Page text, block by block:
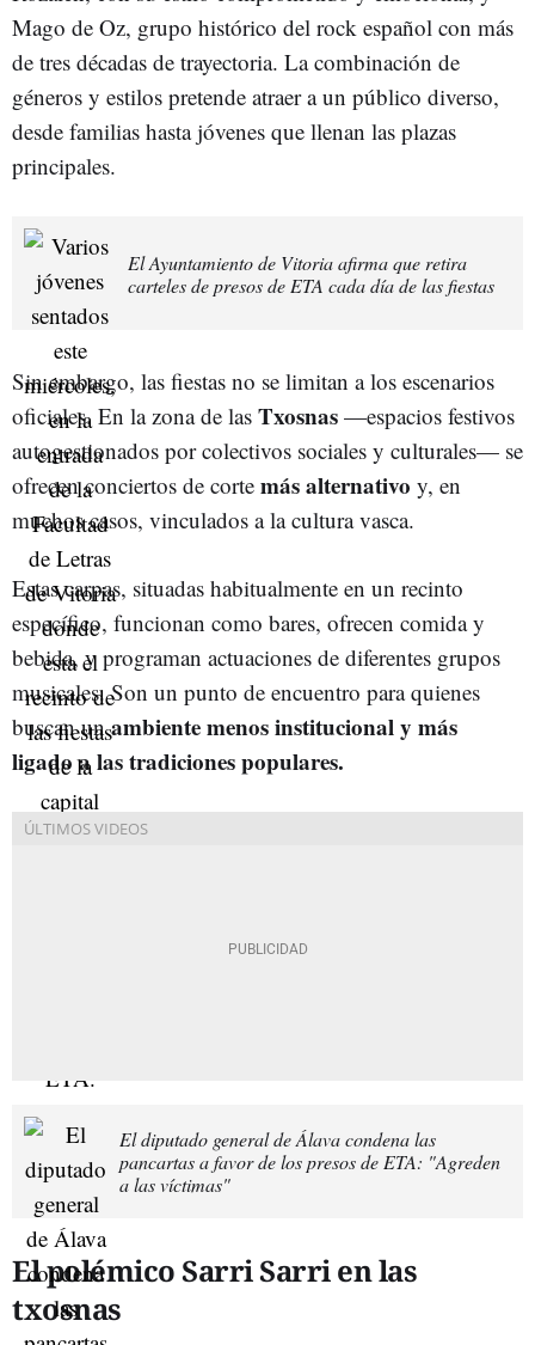
Mago de Oz, grupo histórico del rock español con más
de tres décadas de trayectoria. La combinación de
géneros y estilos pretende atraer a un público diverso,
desde familias hasta jóvenes que llenan las plazas
principales.
El Ayuntamiento de Vitoria afirma que retira
carteles de presos de ETA cada día de las fiestas
Sin embargo, las fiestas no se limitan a los escenarios
oficiales. En la zona de las Txosnas —espacios festivos
autogestionados por colectivos sociales y culturales— se
ofrecen conciertos de corte más alternativo y, en
muchos casos, vinculados a la cultura vasca.
Estas carpas, situadas habitualmente en un recinto
específico, funcionan como bares, ofrecen comida y
bebida, y programan actuaciones de diferentes grupos
musicales. Son un punto de encuentro para quienes
buscan unambiente menos institucional y más
ligado a las tradiciones populares.
El diputado general de Álava condena las
pancartas a favor de los presos de ETA: "Agreden
a las víctimas"
El polémico Sarri Sarri en las
txosnas